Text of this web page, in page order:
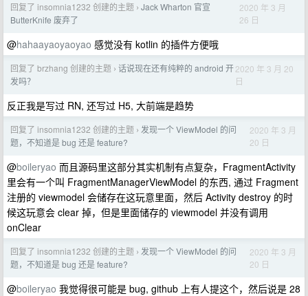
回复了 insomnia1232 创建的主题 › Jack Wharton 官宣
ButterKnife 废弃了
2020 年 3 月
26 日
@hahaayaoyaoyao 感觉没有 kotlin 的插件方便哦
回复了 brzhang 创建的主题 › 话说现在还有纯粹的 android 开
发吗？
2020 年 3 月 20
日
反正我是写过 RN, 还写过 H5, 大前端是趋势
回复了 insomnia1232 创建的主题 › 发现一个 ViewModel 的问
题，不知道是 bug 还是 feature?
2020 年 3 月
20 日
@boileryao 而且源码里这部分其实机制有点复杂，FragmentActivity
里会有一个叫 FragmentManagerViewModel 的东西, 通过 Fragment
注册的 viewmodel 会储存在这玩意里面，然后 Activity destroy 的时
候这玩意会 clear 掉，但是里面储存的 viewmodel 并没有调用
onClear
回复了 insomnia1232 创建的主题 › 发现一个 ViewModel 的问
题，不知道是 bug 还是 feature?
2020 年 3 月
20 日
@boileryao 我觉得很可能是 bug, github 上有人提这个，然后说是 28